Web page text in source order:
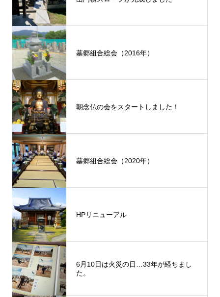
墓郷組合総会（2016年）
朝念仏の会をスタートしました！
墓郷組合総会（2020年）
HPリニューアル
6月10日は火災の日…33年が経ちまし
た。